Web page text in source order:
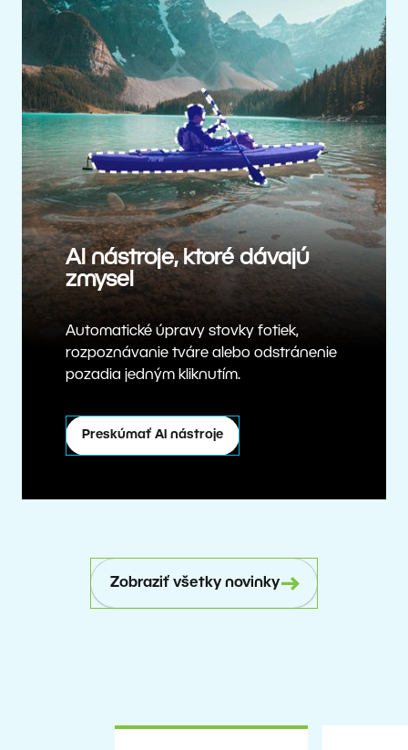
AI nástroje, ktoré dávajú
zmysel
Automatické úpravy stovky fotiek,
rozpoznávanie tváre alebo odstránenie
pozadia jedným kliknutím.
Preskúmať AI nástroje
Zobraziť všetky novinky